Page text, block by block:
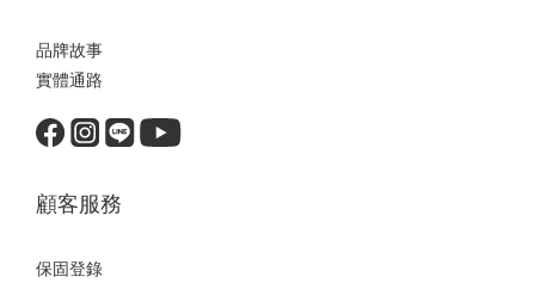
品牌故事
實體通路
顧客服務
保固登錄